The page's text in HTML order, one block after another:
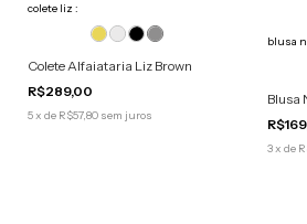
colete liz :
Colete Alfaiataria Liz Brown
R$289,00
5x de R$57,80 sem juros
blusa
Blusa
3x de